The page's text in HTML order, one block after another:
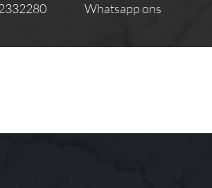
Whatsapp ons